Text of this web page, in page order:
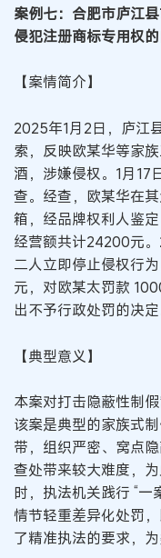
案例七：合肥市庐江
侵犯注册商标专用权
【案情简介】
2025年1月2日，庐江
索，反映欧某华等家
酒，涉嫌侵权。1月17
查。经查，欧某华在
箱，经品牌权利人鉴
经营额共计24200元
二人立即停止侵权行
元，对欧某太罚款
出不予行政处罚的决定
【典型意义】
本案对打击隐蔽性制
该案是典型的家族式
带，组织严密、窝点
查处带来较大难度，
时，执法机关践行 “一
情节轻重差异化处罚
了精准执法的要求，